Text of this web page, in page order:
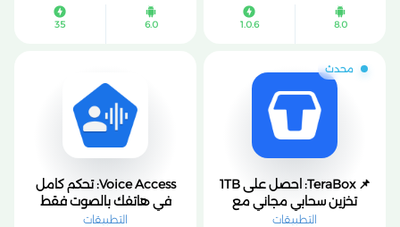
8.0
1.0.6
6.0
35
محدث
📌 TeraBox: احصل على 1TB
تخزين سحابي مجاني مع
تقنيات AI ذكية لإدارة ملفاتك
التطبيقات
Voice Access: تحكم كامل
في هاتفك بالصوت فقط
بدون لمس الشاشة
التطبيقات